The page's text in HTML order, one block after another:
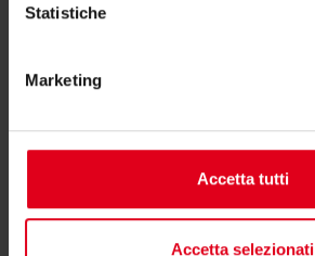
Statistiche
Marketing
Accetta tutti
Accetta selezionati
Nome*